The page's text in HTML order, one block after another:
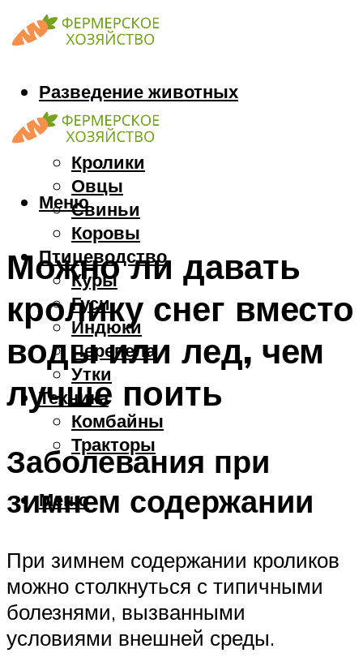
Разведение животных
Козы
Кони
Кролики
Овцы
Свиньи
Коровы
Птицеводство
Куры
Гуси
Индюки
Перепела
Утки
Техника
Комбайны
Тракторы
Меню
Меню
Можно ли давать
кролику снег вместо
воды или лед, чем
лучше поить
Заболевания при
зимнем содержании
При зимнем содержании кроликов
можно столкнуться с типичными
болезнями, вызванными
условиями внешней среды.